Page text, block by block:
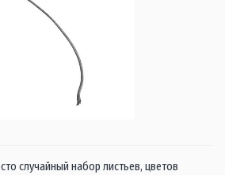
случайный набор листьев, цветов